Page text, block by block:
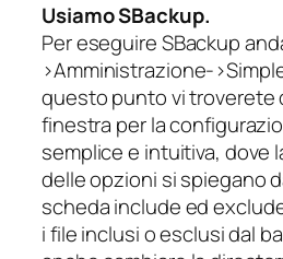
Usiamo SBackup.
Per eseguire SBackup
>Amministrazione-
questo punto vi troverete
finestra per la
semplice e intuitiva, dove
delle opzioni si spiegano
scheda include ed
i file inclusi o esclusi dal